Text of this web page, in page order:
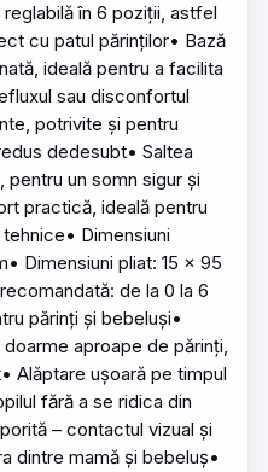
în 6 poziții, astfel
cu patul părinților• Bază
ideală pentru a facilita
sau disconfortul
potrivite și pentru
dedesubt• Saltea
un somn sigur și
practică, ideală pentru
Dimensiuni
Dimensiuni pliat: 15 × 95
de la 0 la 6
părinți și bebeluși•
aproape de părinți,
Alăptare ușoară pe timpul
fără a se ridica din
– contactul vizual și
dintre mamă și bebeluș•